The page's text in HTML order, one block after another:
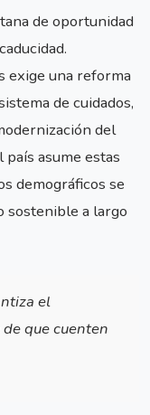
de oportunidad
exige una reforma
de cuidados,
del
asume estas
demográficos se
sostenible a largo
el
que cuenten